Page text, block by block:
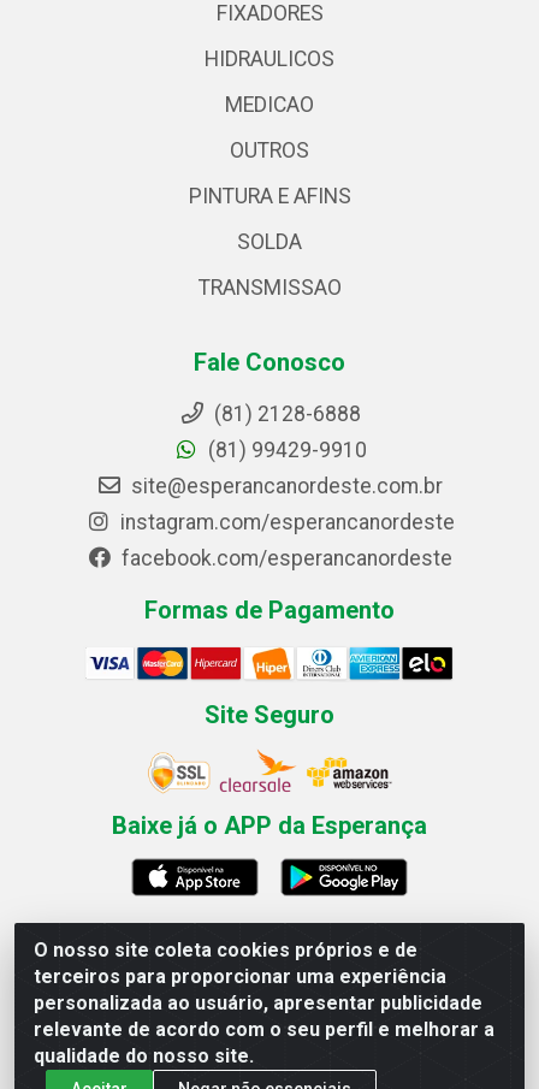
O nosso site coleta cookies próprios e de
terceiros para proporcionar uma experiência
personalizada ao usuário, apresentar publicidade
relevante de acordo com o seu perfil e melhorar a
qualidade do nosso site.
FIXADORES
HIDRAULICOS
MEDICAO
OUTROS
PINTURA E AFINS
SOLDA
TRANSMISSAO
Fale Conosco
(81) 2128-6888
(81) 99429-9910
site@esperancanordeste.com.br
instagram.com/esperancanordeste
facebook.com/esperancanordeste
Formas de Pagamento
Site Seguro
Baixe já o APP da Esperança
Esperança Nordeste - Rua Professor Caldas Filho, 291 -
Estância - Recife / PE CEP: 50771-335 - CNPJ
03.666.136/0001-23